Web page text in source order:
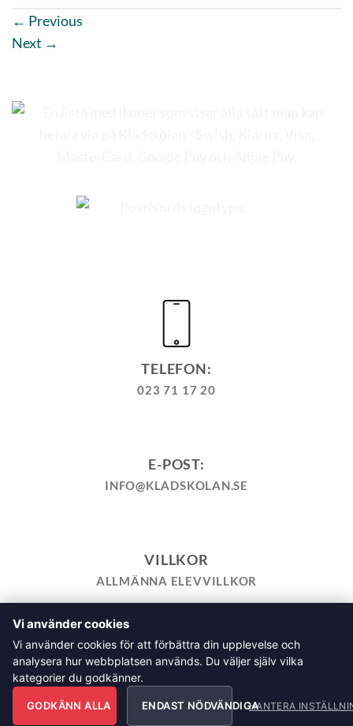
← Previous
Next →
TELEFON:
023 71 17 20
E-POST:
INFO@KLADSKOLAN.SE
VILLKOR
ALLMÄNNA ELEVVILLKOR
TILL KASSAN VARUKORG
HEMSIDEPOLICY
COOKIEPOLICY
INTEGRITETSPOLICY
ALLMÄNNA FRÅGOR OM VÅRA KURSER I SÖMNAD OCH
TILLSKÄRNING
Klädskolan Sverige AB, Åsgatan 35, 791 71 Falun Copyright
Vi använder cookies
Vi använder cookies för att förbättra din upplevelse och
analysera hur webbplatsen används. Du väljer själv vilka
kategorier du godkänner.
GODKÄNN ALLA ENDAST NÖDVÄNDIGAHANTERA